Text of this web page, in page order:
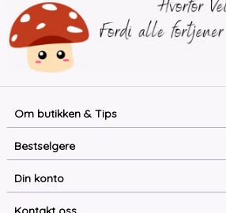
Om butikken & Tips
Bestselgere
Din konto